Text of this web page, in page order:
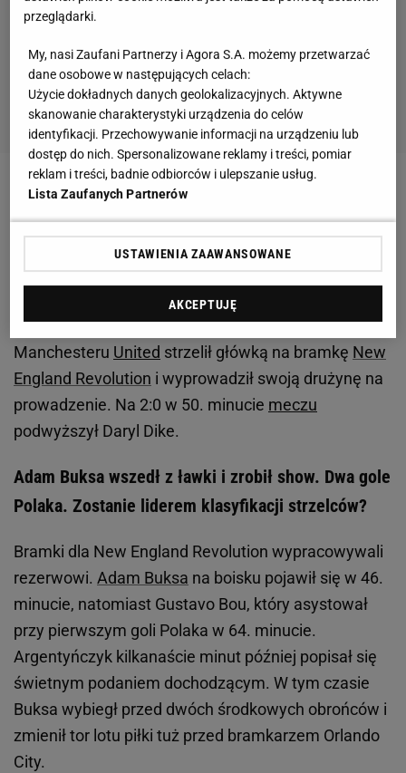
Zobacz wideoMichniewicz już był prawie poza
Legią! "Wydaje się, że grał na swoje zwolnienie"
Orlando Cityprowadzenie objęło już w pierwszej
. W 39. minucie dośrodkowanie z
lewej strony boiska otrzymałNani. Były piłkarz m.in.
Manchesteru United strzelił główką na bramkę New
England Revolution i wyprowadził swoją drużynę na
prowadzenie. Na 2:0 w 50. minucie meczu
podwyższył Daryl Dike.
Adam Buksa wszedł z ławki i zrobił show. Dwa gole
Polaka. Zostanie liderem klasyfikacji strzelców?
Bramki dla New England Revolution wypracowywali
rezerwowi. Adam Buksa na boisku pojawił się w 46.
minucie, natomiast Gustavo Bou, który asystował
przy pierwszym goli Polaka w 64. minucie.
Argentyńczyk kilkanaście minut później popisał się
świetnym podaniem dochodzącym. W tym czasie
Buksa wybiegł przed dwóch środkowych obrońców i
zmienił tor lotu piłki tuż przed bramkarzem Orlando
City.
przeglądarki.
My, nasi Zaufani Partnerzy i Agora S.A. możemy przetwarzać
dane osobowe w następujących celach:
Użycie dokładnych danych geolokalizacyjnych. Aktywne
skanowanie charakterystyki urządzenia do celów
identyfikacji. Przechowywanie informacji na urządzeniu lub
dostęp do nich. Spersonalizowane reklamy i treści, pomiar
reklam i treści, badnie odbiorców i ulepszanie usług.
Lista Zaufanych Partnerów
USTAWIENIA ZAAWANSOWANE
AKCEPTUJĘ